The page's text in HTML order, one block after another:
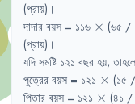
(প্রায়) ।
দাদার বয়স = ১১৬ \times
× (৬৫ /
(প্রায়) ।
যদি সমষ্টি ১২১ বছর হয়, তাহলে
পুত্রের বয়স = ১২১ \times
× (১৫ /
পিতার বয়স = ১২১ \times
× (৪১ /